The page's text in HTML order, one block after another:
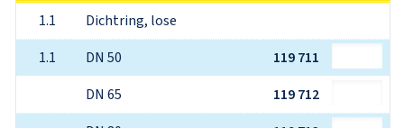
1.1
Dichtring, lose
1.1
DN 50
119 711
DN 65
119 712